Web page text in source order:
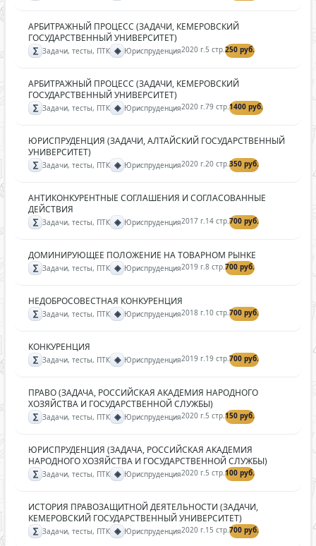
АРБИТРАЖНЫЙ ПРОЦЕСС (ЗАДАЧИ, КЕМЕРОВСКИЙ
ГОСУДАРСТВЕННЫЙ УНИВЕРСИТЕТ)
∑ Задачи, тесты, ПТК ◈ Юриспруденция2020 г.5 стр.250 руб.
АРБИТРАЖНЫЙ ПРОЦЕСС (ЗАДАЧИ, КЕМЕРОВСКИЙ
ГОСУДАРСТВЕННЫЙ УНИВЕРСИТЕТ)
∑ Задачи, тесты, ПТК ◈ Юриспруденция2020 г.79 стр.1400 руб.
ЮРИСПРУДЕНЦИЯ (ЗАДАЧИ, АЛТАЙСКИЙ ГОСУДАРСТВЕННЫЙ
УНИВЕРСИТЕТ)
∑ Задачи, тесты, ПТК ◈ Юриспруденция2020 г.20 стр.350 руб.
АНТИКОНКУРЕНТНЫЕ СОГЛАШЕНИЯ И СОГЛАСОВАННЫЕ
ДЕЙСТВИЯ
∑ Задачи, тесты, ПТК ◈ Юриспруденция2017 г.14 стр.700 руб.
ДОМИНИРУЮЩЕЕ ПОЛОЖЕНИЕ НА ТОВАРНОМ РЫНКЕ
∑ Задачи, тесты, ПТК ◈ Юриспруденция2019 г.8 стр.700 руб.
НЕДОБРОСОВЕСТНАЯ КОНКУРЕНЦИЯ
∑ Задачи, тесты, ПТК ◈ Юриспруденция2018 г.10 стр.700 руб.
КОНКУРЕНЦИЯ
∑ Задачи, тесты, ПТК ◈ Юриспруденция2019 г.19 стр.700 руб.
ПРАВО (ЗАДАЧА, РОССИЙСКАЯ АКАДЕМИЯ НАРОДНОГО
ХОЗЯЙСТВА И ГОСУДАРСТВЕННОЙ СЛУЖБЫ)
∑ Задачи, тесты, ПТК ◈ Юриспруденция2020 г.5 стр.150 руб.
ЮРИСПРУДЕНЦИЯ (ЗАДАЧА, РОССИЙСКАЯ АКАДЕМИЯ
НАРОДНОГО ХОЗЯЙСТВА И ГОСУДАРСТВЕННОЙ СЛУЖБЫ)
∑ Задачи, тесты, ПТК ◈ Юриспруденция2020 г.5 стр.100 руб.
ИСТОРИЯ ПРАВОЗАЩИТНОЙ ДЕЯТЕЛЬНОСТИ (ЗАДАЧИ,
КЕМЕРОВСКИЙ ГОСУДАРСТВЕННЫЙ УНИВЕРСИТЕТ)
∑ Задачи, тесты, ПТК ◈ Юриспруденция2020 г.15 стр.700 руб.